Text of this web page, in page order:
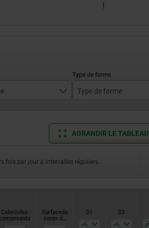
Type de forme
AGRANDIR LE TABLEAU
fois par jour à intervalles réguliers.
Coloris des
composants
Surface du
corps de
D1 D2
Coloris des
composants
Surface du
corps de
D1 D2